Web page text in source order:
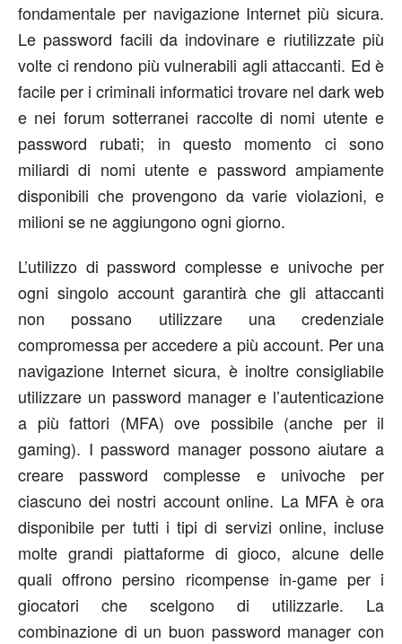
fondamentale per navigazione Internet più sicura.
Le password facili da indovinare e riutilizzate più
volte ci rendono più vulnerabili agli attaccanti. Ed è
facile per i criminali informatici trovare nel dark web
e nei forum sotterranei raccolte di nomi utente e
password rubati; in questo momento ci sono
miliardi di nomi utente e password ampiamente
disponibili che provengono da varie violazioni, e
milioni se ne aggiungono ogni giorno.
L’utilizzo di password complesse e univoche per
ogni singolo account garantirà che gli attaccanti
non possano utilizzare una credenziale
compromessa per accedere a più account. Per una
navigazione Internet sicura, è inoltre consigliabile
utilizzare un password manager e l’autenticazione
a più fattori (MFA) ove possibile (anche per il
gaming). I password manager possono aiutare a
creare password complesse e univoche per
ciascuno dei nostri account online. La MFA è ora
disponibile per tutti i tipi di servizi online, incluse
molte grandi piattaforme di gioco, alcune delle
quali offrono persino ricompense in-game per i
giocatori che scelgono di utilizzarle. La
combinazione di un buon password manager con